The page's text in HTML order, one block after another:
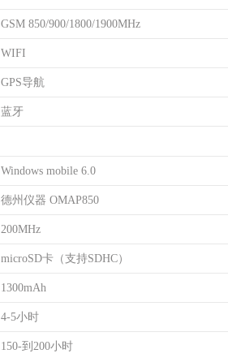
GSM 850/900/1800/1900MHz
WIFI
GPS导航
蓝牙
Windows mobile 6.0
德州仪器 OMAP850
200MHz
microSD卡（支持SDHC）
1300mAh
4-5小时
150-到200小时